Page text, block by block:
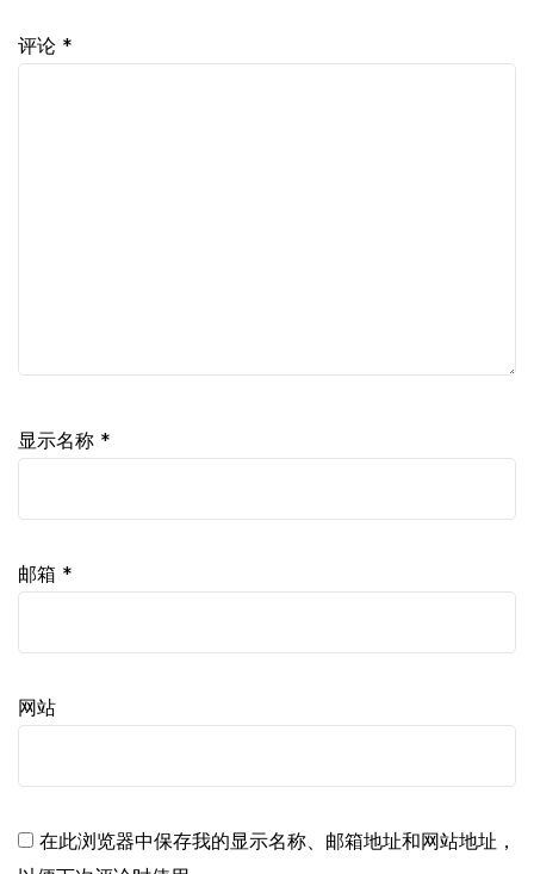
评论 *
显示名称 *
邮箱 *
网站
在此浏览器中保存我的显示名称、邮箱地址和网站地址，